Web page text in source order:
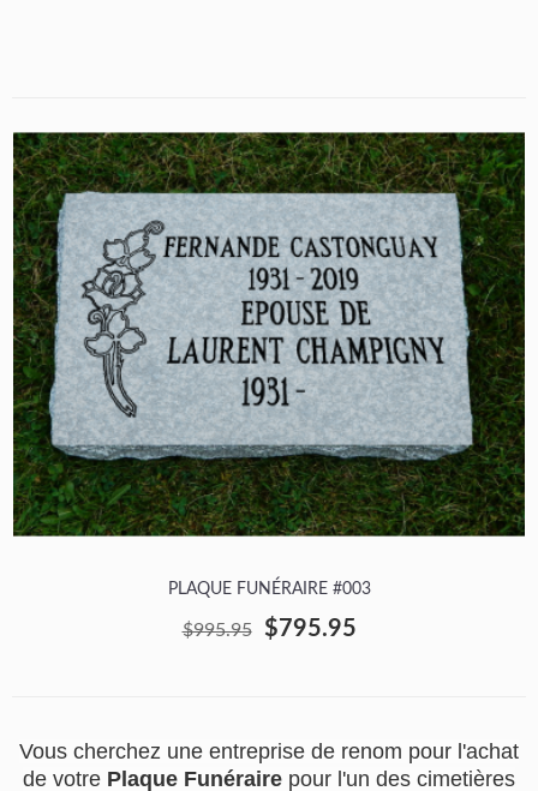
PLAQUE FUNÉRAIRE #003
$995.95 $795.95
Vous cherchez une entreprise de renom pour l'achat
de votre Plaque Funéraire pour l'un des cimetières